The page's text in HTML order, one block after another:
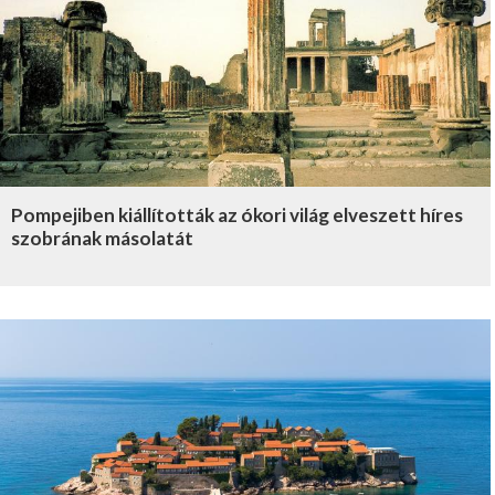
Pompejiben kiállították az ókori világ elveszett híres
szobrának másolatát